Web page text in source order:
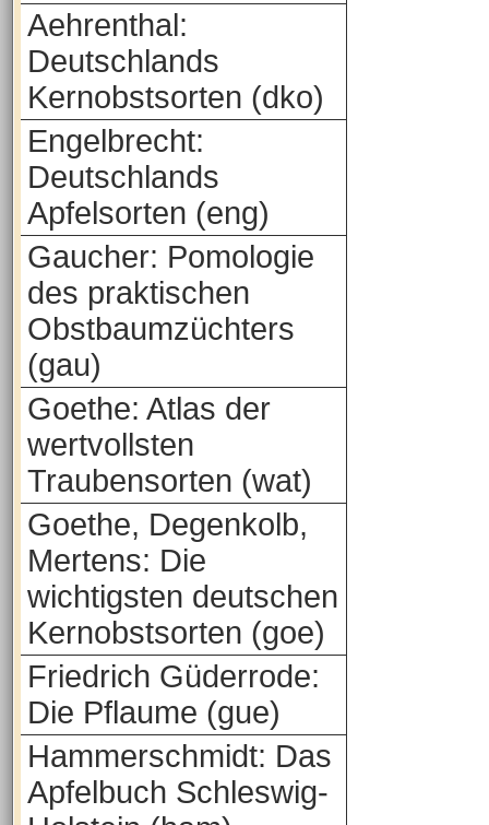
Aehrenthal:
Deutschlands
Kernobstsorten (dko)
Engelbrecht:
Deutschlands
Apfelsorten (eng)
Gaucher: Pomologie
des praktischen
Obstbaumzüchters
(gau)
Goethe: Atlas der
wertvollsten
Traubensorten (wat)
Goethe, Degenkolb,
Mertens: Die
wichtigsten deutschen
Kernobstsorten (goe)
Friedrich Güderrode:
Die Pflaume (gue)
Hammerschmidt: Das
Apfelbuch Schleswig-